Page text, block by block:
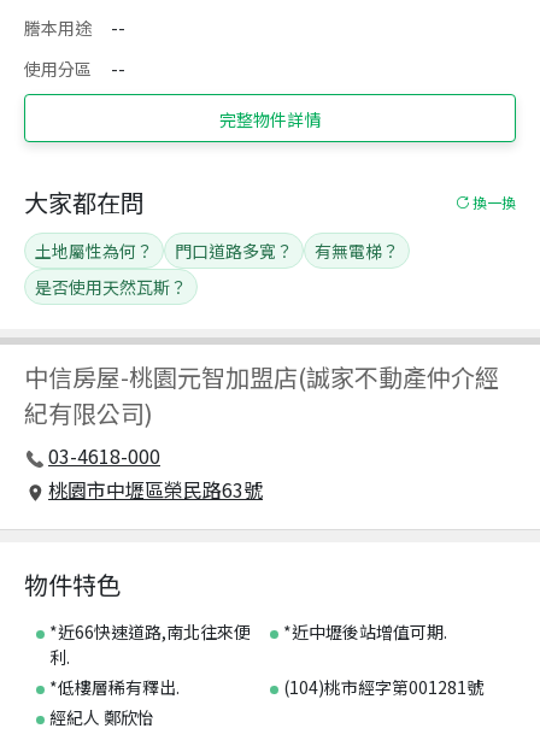
謄本用途
--
使用分區
--
完整物件詳情
中信房屋-桃園元智加盟店(誠家不動產仲介經
紀有限公司)
03-4618-000
桃園市中壢區榮民路63號
大家都在問 換一換
土地屬性為何？ 門口道路多寬？
有無電梯？
是否使用天然瓦斯？
物件特色
*近66快速道路,南北往來便
利.
*近中壢後站增值可期.
*低樓層稀有釋出.
(104)桃市經字第001281號
經紀人 鄭欣怡